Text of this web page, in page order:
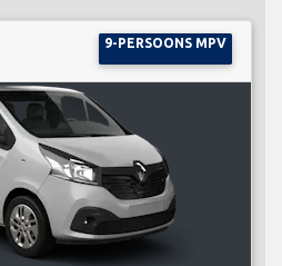
9-PERSOONS MPV